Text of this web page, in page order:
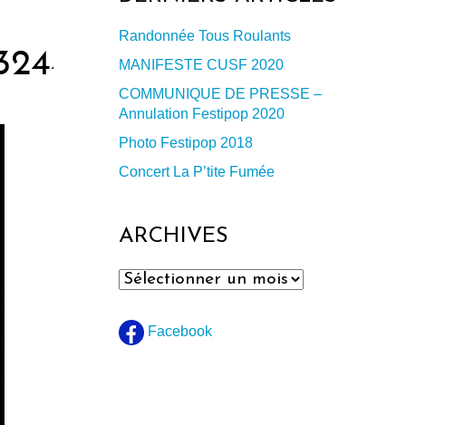
Randonnée Tous Roulants
MANIFESTE CUSF 2020
COMMUNIQUE DE PRESSE –
Annulation Festipop 2020
Photo Festipop 2018
Concert La P’tite Fumée
ARCHIVES
Archives
Facebook